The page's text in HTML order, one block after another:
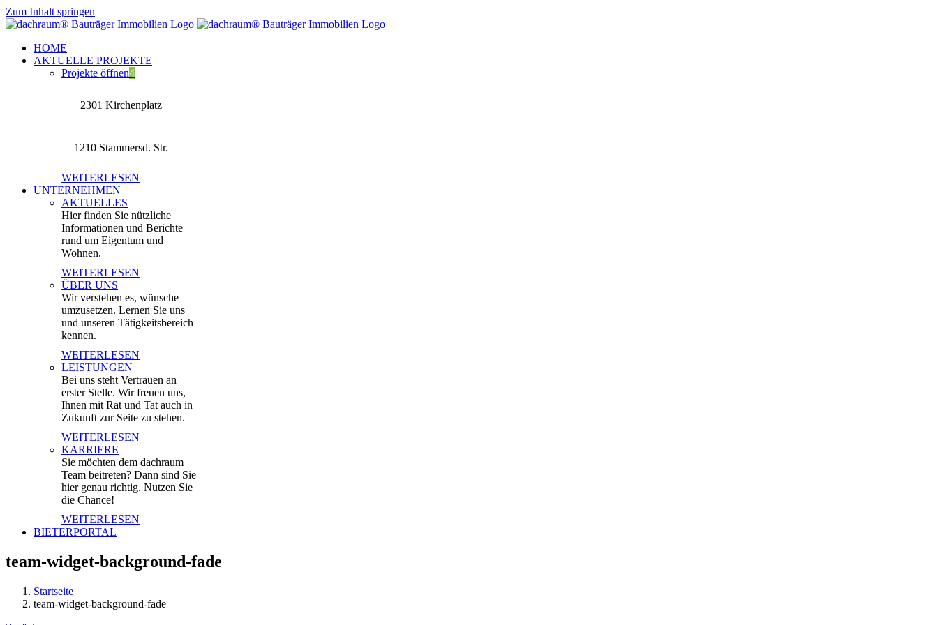
Zum Inhalt springen
HOME
AKTUELLE PROJEKTE
Projekte öffnen4
2301 Kirchenplatz
1210 Stammersd. Str.
WEITERLESEN
UNTERNEHMEN
AKTUELLES
Hier finden Sie nützliche
Informationen und Berichte
rund um Eigentum und
Wohnen.
WEITERLESEN
ÜBER UNS
Wir verstehen es, wünsche
umzusetzen. Lernen Sie uns
und unseren Tätigkeitsbereich
kennen.
WEITERLESEN
LEISTUNGEN
Bei uns steht Vertrauen an
erster Stelle. Wir freuen uns,
Ihnen mit Rat und Tat auch in
Zukunft zur Seite zu stehen.
WEITERLESEN
KARRIERE
Sie möchten dem dachraum
Team beitreten? Dann sind Sie
hier genau richtig. Nutzen Sie
die Chance!
WEITERLESEN
BIETERPORTAL
team-widget-background-fade
Startseite
team-widget-background-fade